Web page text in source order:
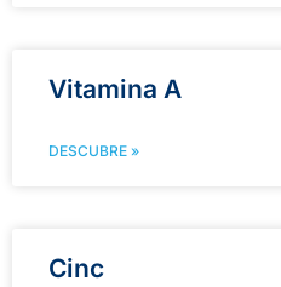
Vitamina A
DESCUBRE »
Cinc